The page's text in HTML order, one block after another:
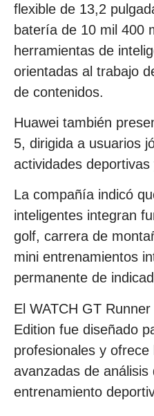
flexible de 13,2
batería de 10 mil 400
herramientas de
orientadas al trabajo
de contenidos.
Huawei también
5, dirigida a usuarios
actividades
La compañía indicó
inteligentes integran
golf, carrera de
mini entrenamientos
permanente de
El WATCH GT
Edition fue diseñado
profesionales y
avanzadas de
entrenamiento